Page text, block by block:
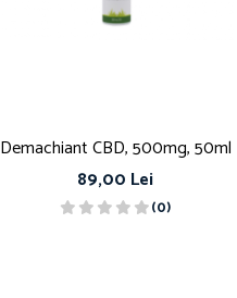
Demachiant CBD, 500mg, 50ml
89,00 Lei
(0)